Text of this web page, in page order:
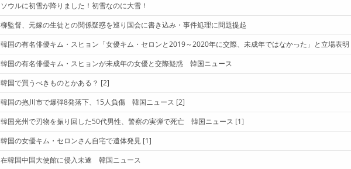
ソウルに初雪が降りました！初雪なのに大雪！
柳監督、元嫁の生徒との関係疑惑を巡り国会に書き込み・事件処理に問題提起
韓国の有名俳優キム・スヒョン「女優キム・セロンと2019～2020年に交際、未成年ではなかった」と立場表明
韓国の有名俳優キム・スヒョンが未成年の女優と交際疑惑 韓国ニュース
韓国で買うべきものとかある？ [2]
韓国の抱川市で爆弾8発落下、15人負傷 韓国ニュース [2]
韓国光州で刃物を振り回した50代男性、警察の実弾で死亡 韓国ニュース [1]
韓国の女優キム・セロンさん自宅で遺体発見 [1]
在韓国中国大使館に侵入未遂 韓国ニュース